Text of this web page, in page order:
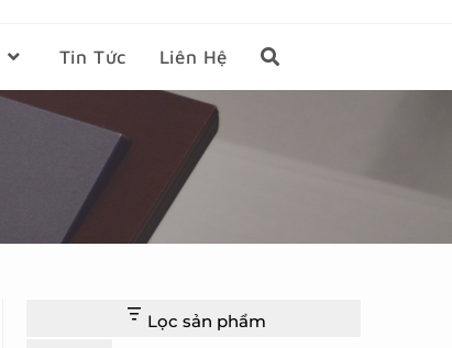
Tin Tức Liên Hệ
Lọc sản phẩm